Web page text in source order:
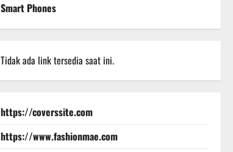
Smart Phones
Tidak ada link tersedia saat ini.
https://coverssite.com
https://www.fashionmae.com